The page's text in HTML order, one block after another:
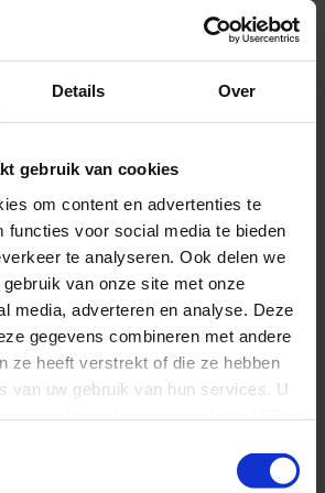
Details Over
gebruik van cookies
om content en advertenties te
functies voor social media te bieden
te analyseren. Ook delen we
van onze site met onze
media, adverteren en analyse. Deze
gegevens combineren met andere
ze heeft verstrekt of die ze hebben
van uw gebruik van hun services. U
en strooi er kruiden overheen. Vouw de
dat het pakketje goed afgesloten is.
de hete kolen van het kampvuur en laat ze
of tot de groenten gaar zijn.
KAMPVUUR